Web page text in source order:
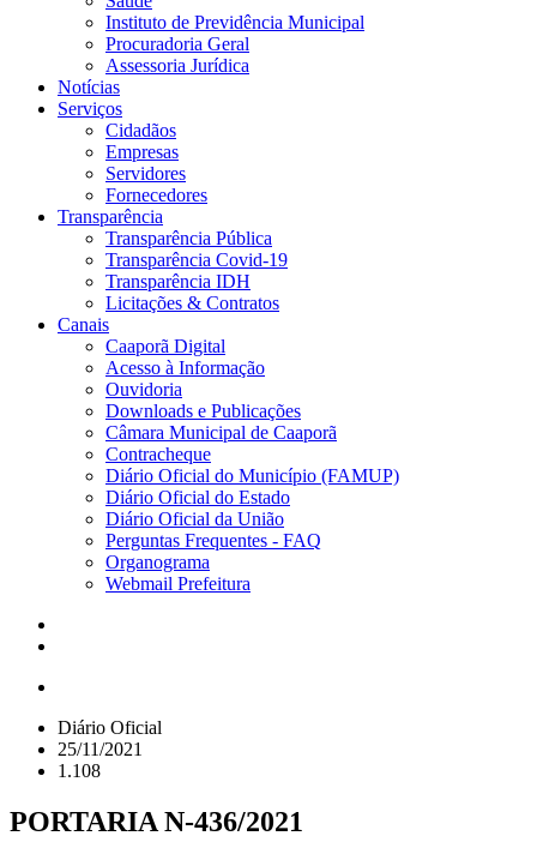
Instituto de Previdência Municipal
Procuradoria Geral
Assessoria Jurídica
Notícias
Serviços
Cidadãos
Empresas
Servidores
Fornecedores
Transparência
Transparência Pública
Transparência Covid-19
Transparência IDH
Licitações & Contratos
Canais
Caaporã Digital
Acesso à Informação
Ouvidoria
Downloads e Publicações
Câmara Municipal de Caaporã
Contracheque
Diário Oficial do Município (FAMUP)
Diário Oficial do Estado
Diário Oficial da União
Perguntas Frequentes - FAQ
Organograma
Webmail Prefeitura
Diário Oficial
25/11/2021
1.108
PORTARIA N-436/2021